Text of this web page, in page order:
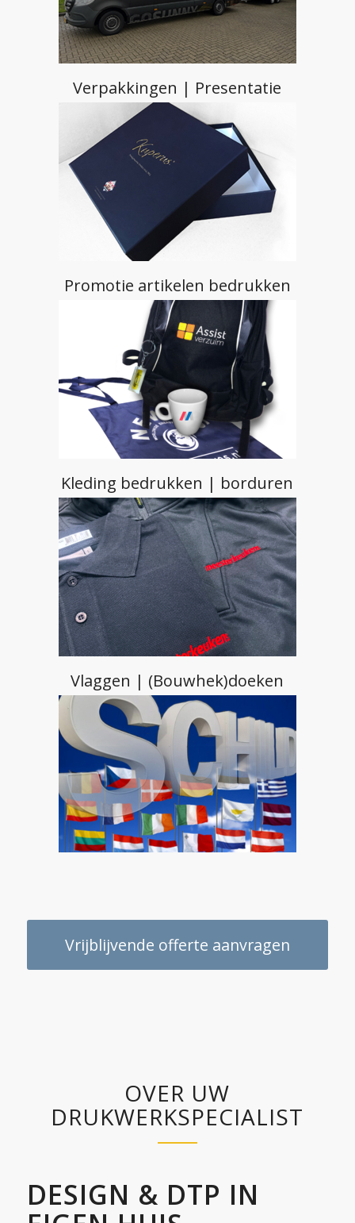
Verpakkingen | Presentatie
Promotie artikelen bedrukken
Kleding bedrukken | borduren
Vlaggen | (Bouwhek)doeken
Vrijblijvende offerte aanvragen
DRUKWERKSPECIALIST
EIGEN HUIS.